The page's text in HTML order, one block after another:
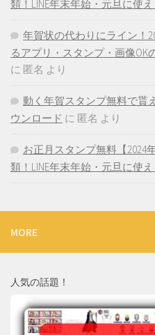
類！LINE年末年始・元旦に使
年賀状の代わりにライン！
るアプリ・スタンプ・画像OK
に 匿名 より
動く年賀スタンプ無料で貰
ウンロード に 匿名 より
お正月スタンプ無料【2024
類！LINE年末年始・元旦に使
MORE
人気の話題！